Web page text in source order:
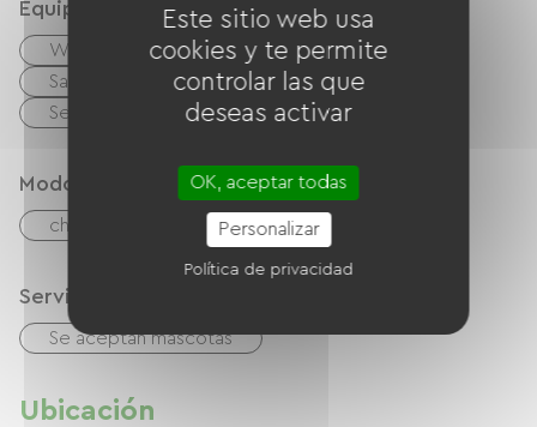
Equipos
Wifi gratuito TV
TNT
Salón de jardín
Equipo para bebés
Secador de pelo
Modos de paiement
cheques Efectivo Transferencia
Servicios
Se aceptan mascotas
Ubicación
Este sitio web usa
cookies y te permite
controlar las que
deseas activar
OK, aceptar todas
Personalizar
Política de privacidad